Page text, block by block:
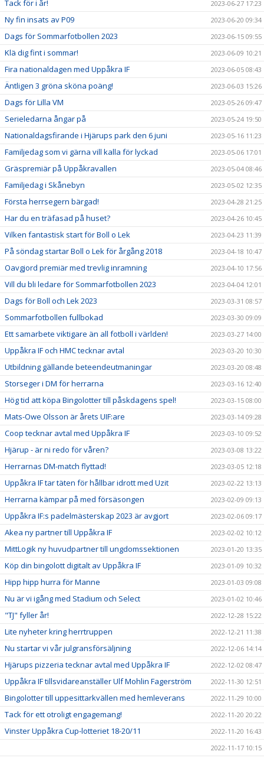
Tack för i år! 2023-06-27 17:23
Ny fin insats av P09 2023-06-20 09:34
Dags för Sommarfotbollen 2023 2023-06-15 09:55
Klä dig fint i sommar! 2023-06-09 10:21
Fira nationaldagen med Uppåkra IF 2023-06-05 08:43
Äntligen 3 gröna sköna poäng! 2023-06-03 15:26
Dags för Lilla VM 2023-05-26 09:47
Serieledarna ångar på 2023-05-24 19:50
Nationaldagsfirande i Hjärups park den 6 juni 2023-05-16 11:23
Familjedag som vi gärna vill kalla för lyckad 2023-05-06 17:01
Gräspremiär på Uppåkravallen 2023-05-04 08:46
Familjedag i Skånebyn 2023-05-02 12:35
Första herrsegern bärgad! 2023-04-28 21:25
Har du en träfasad på huset? 2023-04-26 10:45
Vilken fantastisk start för Boll o Lek 2023-04-23 11:39
På söndag startar Boll o Lek för årgång 2018 2023-04-18 10:47
Oavgjord premiär med trevlig inramning 2023-04-10 17:56
Vill du bli ledare för Sommarfotbollen 2023 2023-04-04 12:01
Dags för Boll och Lek 2023 2023-03-31 08:57
Sommarfotbollen fullbokad 2023-03-30 09:09
Ett samarbete viktigare än all fotboll i världen! 2023-03-27 14:00
Uppåkra IF och HMC tecknar avtal 2023-03-20 10:30
Utbildning gällande beteendeutmaningar 2023-03-20 08:48
Storseger i DM för herrarna 2023-03-16 12:40
Hög tid att köpa Bingolotter till påskdagens spel! 2023-03-15 08:00
Mats-Owe Olsson är årets UIF:are 2023-03-14 09:28
Coop tecknar avtal med Uppåkra IF 2023-03-10 09:52
Hjärup - är ni redo för våren? 2023-03-08 13:22
Herrarnas DM-match flyttad! 2023-03-05 12:18
Uppåkra IF tar täten för hållbar idrott med Uzit 2023-02-22 13:13
Herrarna kämpar på med försäsongen 2023-02-09 09:13
Uppåkra IF:s padelmästerskap 2023 är avgjort 2023-02-06 09:17
Akea ny partner till Uppåkra IF 2023-02-02 10:12
MittLogik ny huvudpartner till ungdomssektionen 2023-01-20 13:35
Köp din bingolott digitalt av Uppåkra IF 2023-01-09 10:32
Hipp hipp hurra för Manne 2023-01-03 09:08
Nu är vi igång med Stadium och Select 2023-01-02 10:46
"TJ" fyller år! 2022-12-28 15:22
Lite nyheter kring herrtruppen 2022-12-21 11:38
Nu startar vi vår julgransförsäljning 2022-12-06 14:14
Hjärups pizzeria tecknar avtal med Uppåkra IF 2022-12-02 08:47
Uppåkra IF tillsvidareanställer Ulf Mohlin Fagerström 2022-11-30 12:51
Bingolotter till uppesittarkvällen med hemleverans 2022-11-29 10:00
Tack för ett otroligt engagemang! 2022-11-20 20:22
Vinster Uppåkra Cup-lotteriet 18-20/11
2022-11-20 16:43
2022-11-17 10:15